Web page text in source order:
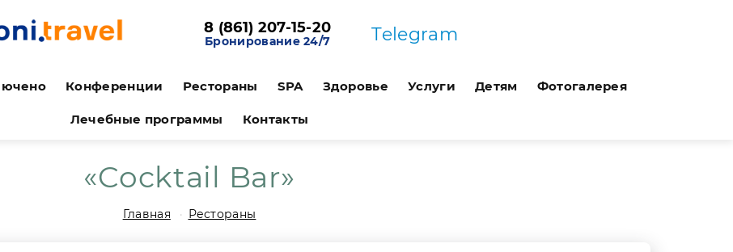
8 (861) 207-15-20
Бронирование 24/7 Telegram
Конференции Рестораны SPA Здоровье Услуги Детям Фотогалерея
Лечебные программы Контакты
«Cocktail Bar»
Главная Рестораны